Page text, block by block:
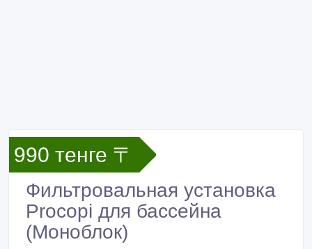
990 тенге 〒
Фильтровальная установка
Procopi для бассейна
(Моноблок)